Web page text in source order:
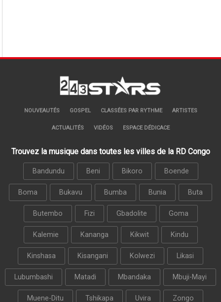
NOUVEAUTÉS GOSPEL CLASSÉES PAR RYTHME ARTISTES
ACTUALITÉS VIDÉOS ESPACE DÉDICACE
Trouvez la musique dans toutes les villes de la RD Congo
Bandundu Beni Bikoro Boende
Boma Bukavu Bumba Bunia Buta
Butembo Fizi Gbadolite Goma
Kalemie Kananga Kikwit Kindu
Kinshasa Kisangani Kolwezi Likasi
Lubumbashi Matadi Mbandaka Mbuji-Mayi
Muene-Ditu Tshikapa Uvira Zongo